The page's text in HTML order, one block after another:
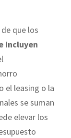
que los
incluyen
el leasing o la
se suman
elevar los